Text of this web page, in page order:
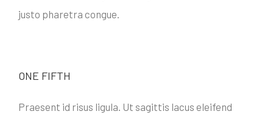
justo pharetra congue.
ONE FIFTH
Praesent id risus ligula. Ut sagittis lacus eleifend